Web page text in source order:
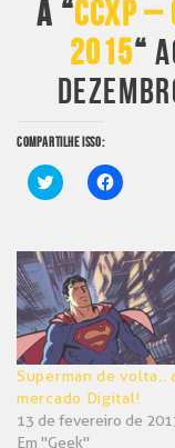
A “CCXP –
2015“
COMPARTILHE ISSO:
Clique
para
em
nova
janela)
Clique
para
em
nova
janela)
Superman de volta..
mercado Digital!
13 de fevereiro de
Em "Geek"